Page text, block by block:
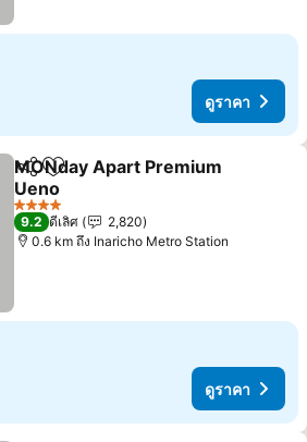
ดูราคา
แชร์ เพิ่มในรายการโปรด
MONday Apart Premium
Ueno
4 ดาว
9.2 ดีเลิศ
2,820
0.6 km ถึง Inaricho Metro Station
ดูราคา